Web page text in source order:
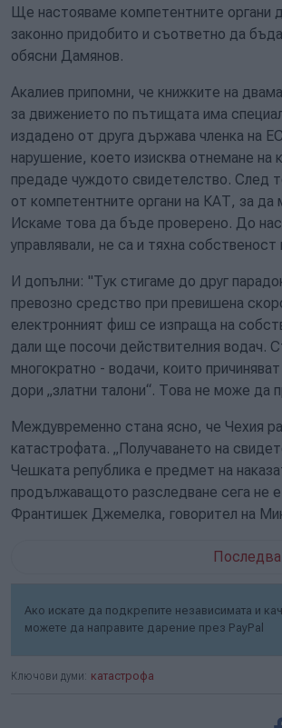
Ще настояваме компетентните органи
законно придобито и съответно да
обясни Дамянов.
Акалиев припомни, че книжките на
за движението по пътищата има
издадено от друга държава членка на
нарушение, което изисква отнемане на
предаде чуждото свидетелство. След
от компетентните органи на КАТ, за
Искаме това да бъде проверено. До
управлявали, не са и тяхна
И допълни: "Тук стигаме до друг
превозно средство при превишена
електронният фиш се изпраща на
дали ще посочи действителния водач.
многократно - водачи, които
дори „златни талони“. Това не може да
Междувременно стана ясно, че Чехия
катастрофата. „Получаването на
Чешката република е предмет на
продължаващото разследване сега не
Франтишек Джемелка, говорител на
Ако искате да подкрепите независимата и
можете да направите дарение през PayPal
Ключови думи: катастрофа